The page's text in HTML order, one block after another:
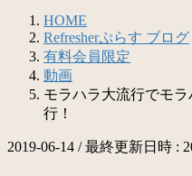
HOME
Refresherぷらす ブログ
有料会員限定
動画
モラハラ大流行でモ
行！
2019-06-14 / 最終更新日時 :